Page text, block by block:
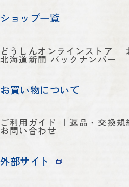
ショップ一覧
どうしんオンラインストア
北海道新聞 バックナンバー
お買い物について
ご利用ガイド 返品・交換規
お問い合わせ
外部サイト